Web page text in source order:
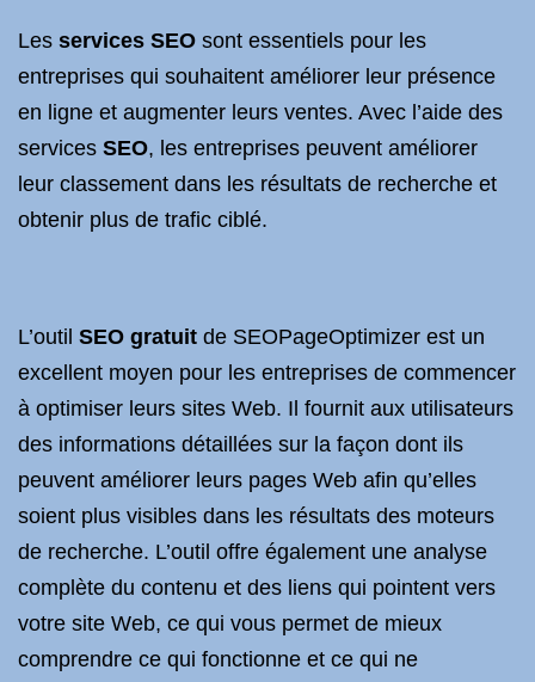
Les services SEO sont essentiels pour les
entreprises qui souhaitent améliorer leur présence
en ligne et augmenter leurs ventes. Avec l’aide des
services SEO, les entreprises peuvent améliorer
leur classement dans les résultats de recherche et
obtenir plus de trafic ciblé.
L’outil SEO gratuit de SEOPageOptimizer est un
excellent moyen pour les entreprises de commencer
à optimiser leurs sites Web. Il fournit aux utilisateurs
des informations détaillées sur la façon dont ils
peuvent améliorer leurs pages Web afin qu’elles
soient plus visibles dans les résultats des moteurs
de recherche. L’outil offre également une analyse
complète du contenu et des liens qui pointent vers
votre site Web, ce qui vous permet de mieux
comprendre ce qui fonctionne et ce qui ne